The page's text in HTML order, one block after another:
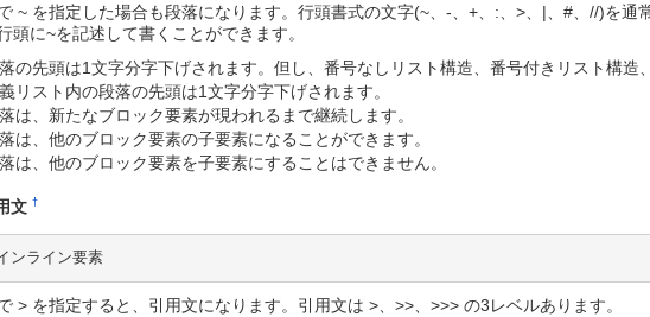
~ を指定した場合も段落になります。行頭書式の文字(~、-、+、:、>、|、#、//)を通
頭に~を記述して書くことができます。
の先頭は1文字分字下げされます。但し、番号なしリスト構造、番号付きリスト構造
リスト内の段落の先頭は1文字分字下げされます。
は、新たなブロック要素が現われるまで継続します。
は、他のブロック要素の子要素になることができます。
は、他のブロック要素を子要素にすることはできません。
文 †
ンライン要素
> を指定すると、引用文になります。引用文は >、>>、>>> の3レベルあります。